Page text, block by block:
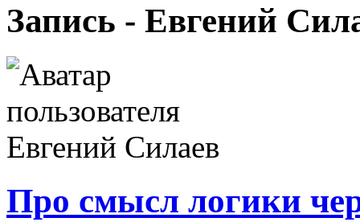
Запись - Евгений
Про смысл логики